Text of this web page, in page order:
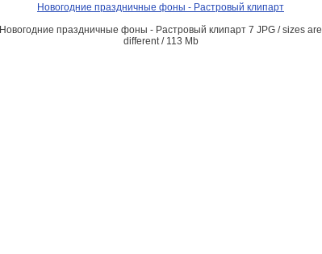
Новогодние праздничные фоны - Растровый клипарт
Новогодние праздничные фоны - Растровый клипарт 7 JPG / sizes are
different / 113 Mb